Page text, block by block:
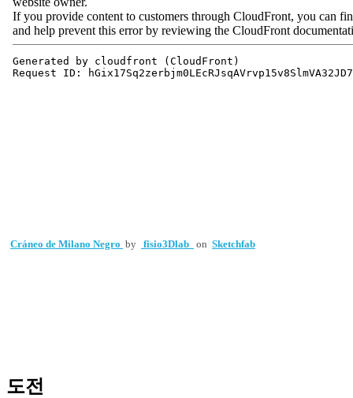
Cráneo de Milano Negro by fisio3Dlab on Sketchfab
도전